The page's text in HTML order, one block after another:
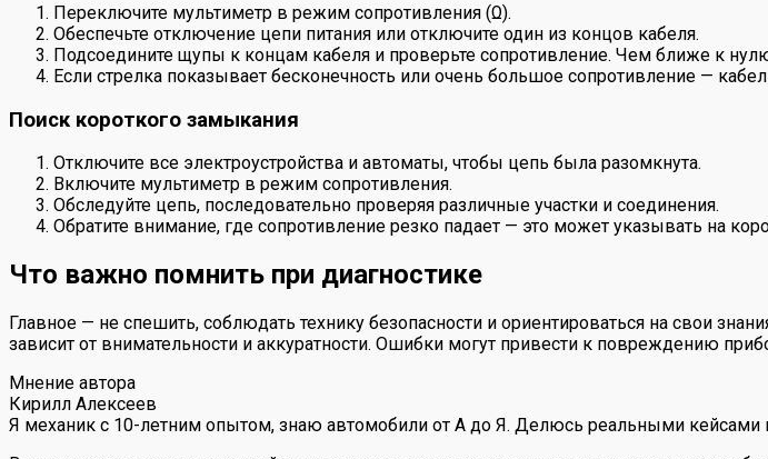
Переключите мультиметр в режим сопротивления (Ω).
Обеспечьте отключение цепи питания или отключите один из концов кабеля.
Подсоедините щупы к концам кабеля и проверьте сопротивление. Чем ближе к
Если стрелка показывает бесконечность или очень большое сопротивление —
Поиск короткого замыкания
Отключите все электроустройства и автоматы, чтобы цепь была разомкнута.
Включите мультиметр в режим сопротивления.
Обследуйте цепь, последовательно проверяя различные участки и соединения.
Обратите внимание, где сопротивление резко падает — это может указывать на
Что важно помнить при диагностике
Главное — не спешить, соблюдать технику безопасности и ориентироваться на свои
зависит от внимательности и аккуратности. Ошибки могут привести к повреждению
Мнение автора
Кирилл Алексеев
Я механик с 10-летним опытом, знаю автомобили от А до Я. Делюсь реальными кейсами